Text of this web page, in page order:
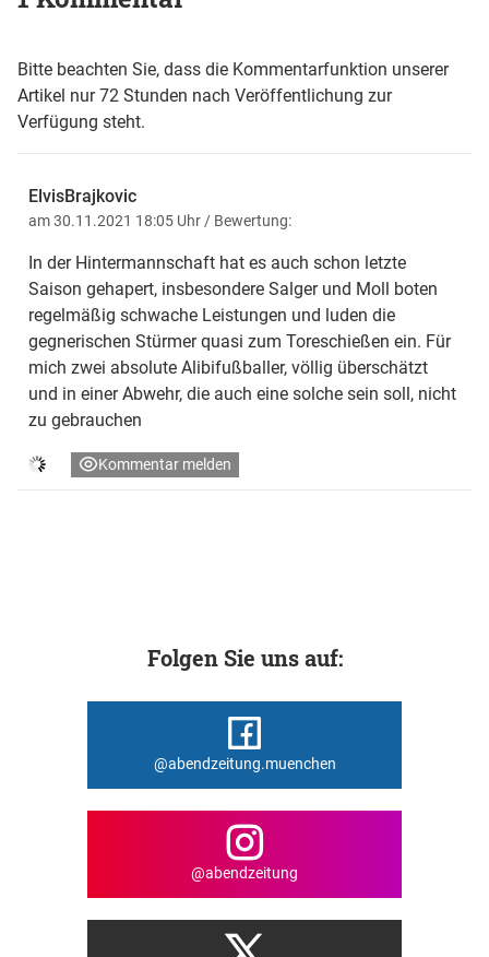
Bitte beachten Sie, dass die Kommentarfunktion unserer
Artikel nur 72 Stunden nach Veröffentlichung zur
Verfügung steht.
ElvisBrajkovic
am 30.11.2021 18:05 Uhr / Bewertung:
In der Hintermannschaft hat es auch schon letzte
Saison gehapert, insbesondere Salger und Moll boten
regelmäßig schwache Leistungen und luden die
gegnerischen Stürmer quasi zum Toreschießen ein. Für
mich zwei absolute Alibifußballer, völlig überschätzt
und in einer Abwehr, die auch eine solche sein soll, nicht
zu gebrauchen
Kommentar melden
Folgen Sie uns auf:
@abendzeitung.muenchen
@abendzeitung